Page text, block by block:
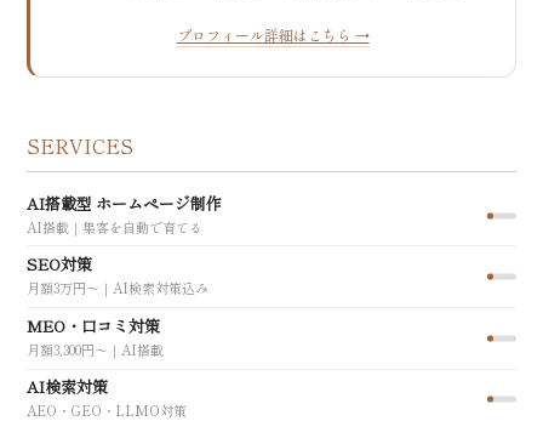
プロフィール詳細はこちら →
SERVICES
AI搭載型 ホームページ制作
AI搭載｜集客を自動で育てる
SEO対策
月額3万円〜｜AI検索対策込み
MEO・口コミ対策
月額3,300円〜｜AI搭載
AI検索対策
AEO・GEO・LLMO対策